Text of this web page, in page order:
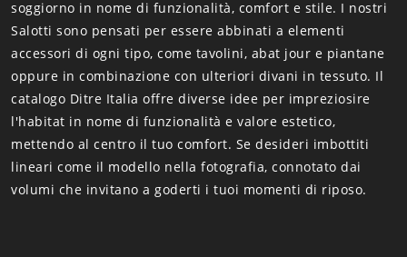
soggiorno in nome di funzionalità, comfort e stile. I nostri
Salotti sono pensati per essere abbinati a elementi
accessori di ogni tipo, come tavolini, abat jour e piantane
oppure in combinazione con ulteriori divani in tessuto. Il
catalogo Ditre Italia offre diverse idee per impreziosire
l'habitat in nome di funzionalità e valore estetico,
mettendo al centro il tuo comfort. Se desideri imbottiti
lineari come il modello nella fotografia, connotato dai
volumi che invitano a goderti i tuoi momenti di riposo.